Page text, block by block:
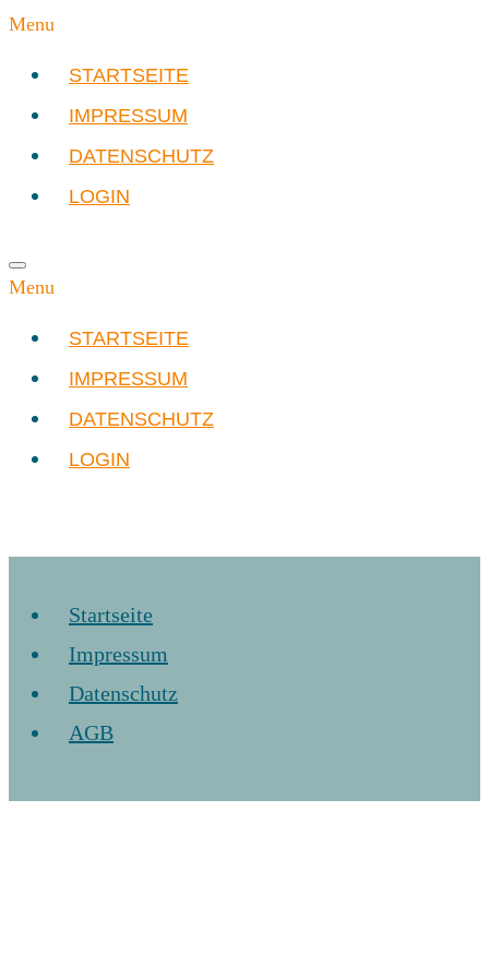
Menu
STARTSEITE
IMPRESSUM
DATENSCHUTZ
LOGIN
Menu
STARTSEITE
IMPRESSUM
DATENSCHUTZ
LOGIN
Startseite
Impressum
Datenschutz
AGB